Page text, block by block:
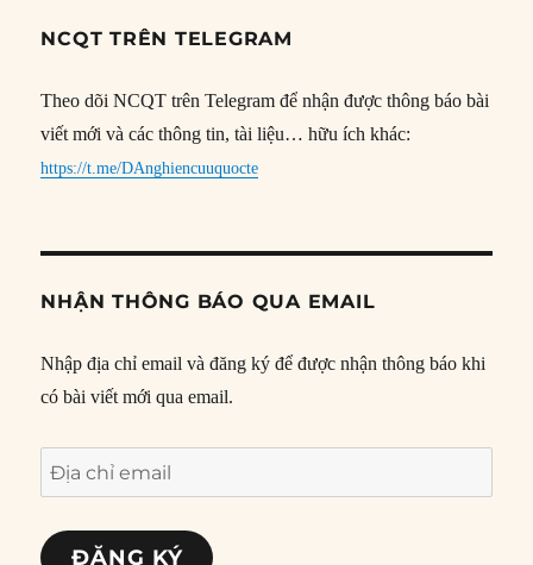
NCQT TRÊN TELEGRAM
Theo dõi NCQT trên Telegram để nhận được thông báo bài
viết mới và các thông tin, tài liệu… hữu ích khác:
https://t.me/DAnghiencuuquocte
NHẬN THÔNG BÁO QUA EMAIL
Nhập địa chỉ email và đăng ký để được nhận thông báo khi
có bài viết mới qua email.
Địa
chỉ
email
ĐĂNG KÝ